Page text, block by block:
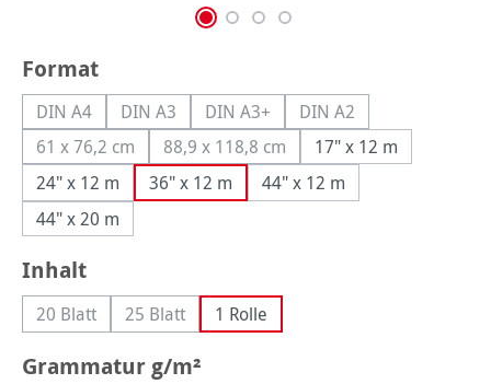
Formatauswählen
DIN A4(Diese Option ist zurzeit nicht verfügbar.)
DIN A3(Diese Option ist zurzeit nicht verfügbar.)
DIN A3+(Diese Option ist zurzeit nicht
DIN A2(Diese Option ist
61 x 76,2 cm(Diese Option ist zurzeit nicht verfügbar.)
88,9 x 118,8 cm(Diese Option ist zurzeit nicht
17" x 12 m
24" x 12 m
36" x 12 m
44" x 12 m
44" x 20 m
Inhaltauswählen
20 Blatt(Diese Option ist zurzeit nicht verfügbar.)
25 Blatt(Diese Option ist zurzeit nicht verfügbar.)
1 Rolle
Grammatur g/m²